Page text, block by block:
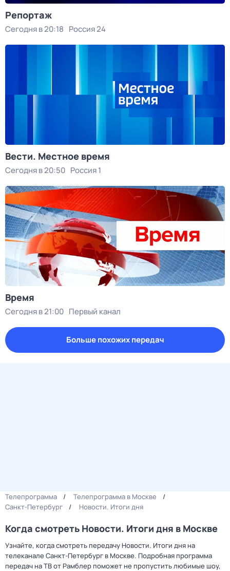
Репортаж
Сегодня в 20:18 Россия 24
Вести. Местное время
Сегодня в 20:50 Россия 1
Время
Сегодня в 21:00 Первый канал
Больше похожих передач
Телепрограмма
Телепрограмма в Москве
Санкт-Петербург
Новости. Итоги дня
Когда смотреть Новости. Итоги дня в Москве
Узнайте, когда смотреть передачу Новости. Итоги дня на
телеканале Санкт-Петербург в Москве. Подробная программа
передач на ТВ от Рамблер поможет не пропустить любимые шоу,